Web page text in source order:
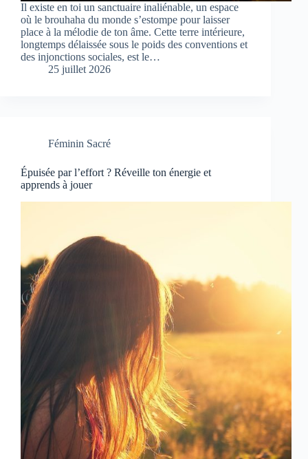
Il existe en toi un sanctuaire inaliénable, un espace
où le brouhaha du monde s’estompe pour laisser
place à la mélodie de ton âme. Cette terre intérieure,
longtemps délaissée sous le poids des conventions et
des injonctions sociales, est le…
25 juillet 2026
Féminin Sacré
Épuisée par l’effort ? Réveille ton énergie et
apprends à jouer